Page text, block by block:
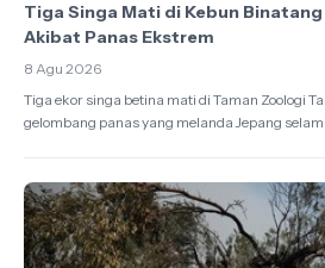
Tiga Singa Mati di Kebun
Akibat Panas Ekstrem
8 Agu 2026
Tiga ekor singa betina mati di Taman Zoologi
gelombang panas yang melanda Jepang